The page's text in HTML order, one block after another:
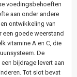
voedingsbehoeften
aan onder andere
ontwikkeling van
een goede weerstand
vitamine A en C, die
De
bijdrage levert aan
Tot slot bevat